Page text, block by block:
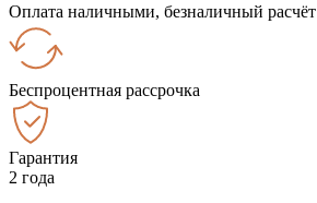
Оплата наличными, безналичный расчёт
Беспроцентная рассрочка
Гарантия
2 года